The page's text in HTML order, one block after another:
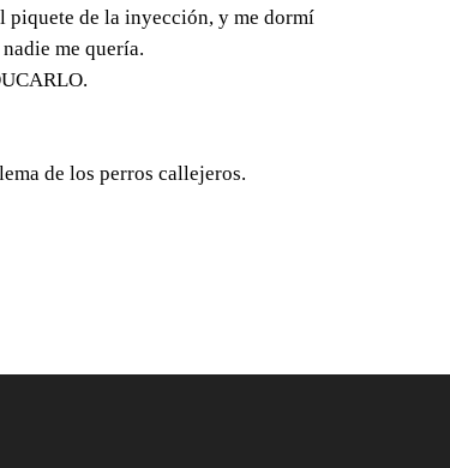
piquete de la inyección, y me dormí
me quería.
de los perros callejeros.